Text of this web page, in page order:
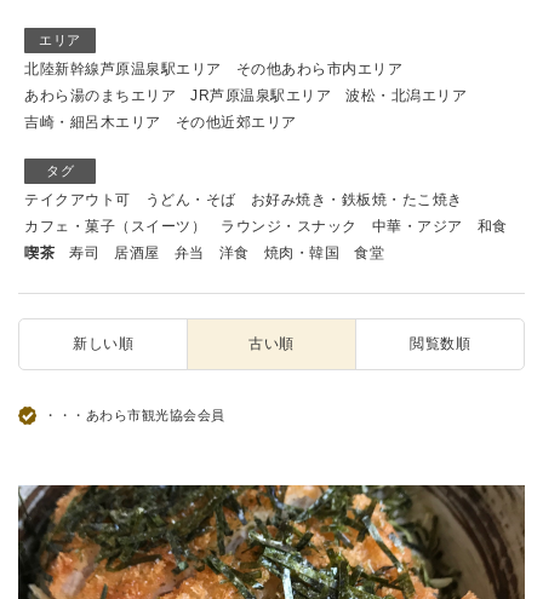
エリア
北陸新幹線芦原温泉駅エリア
その他あわら市内エリア
あわら湯のまちエリア
JR芦原温泉駅エリア
波松・北潟エリア
吉崎・細呂木エリア
その他近郊エリア
タグ
テイクアウト可 うどん・そば
お好み焼き・鉄板焼・たこ焼き
カフェ・菓子（スイーツ）
ラウンジ・スナック 中華・アジア
和食
喫茶
寿司 居酒屋 弁当 洋食 焼肉・韓国 食堂
新しい順 古い順 閲覧数順
・・・あわら市観光協会会員